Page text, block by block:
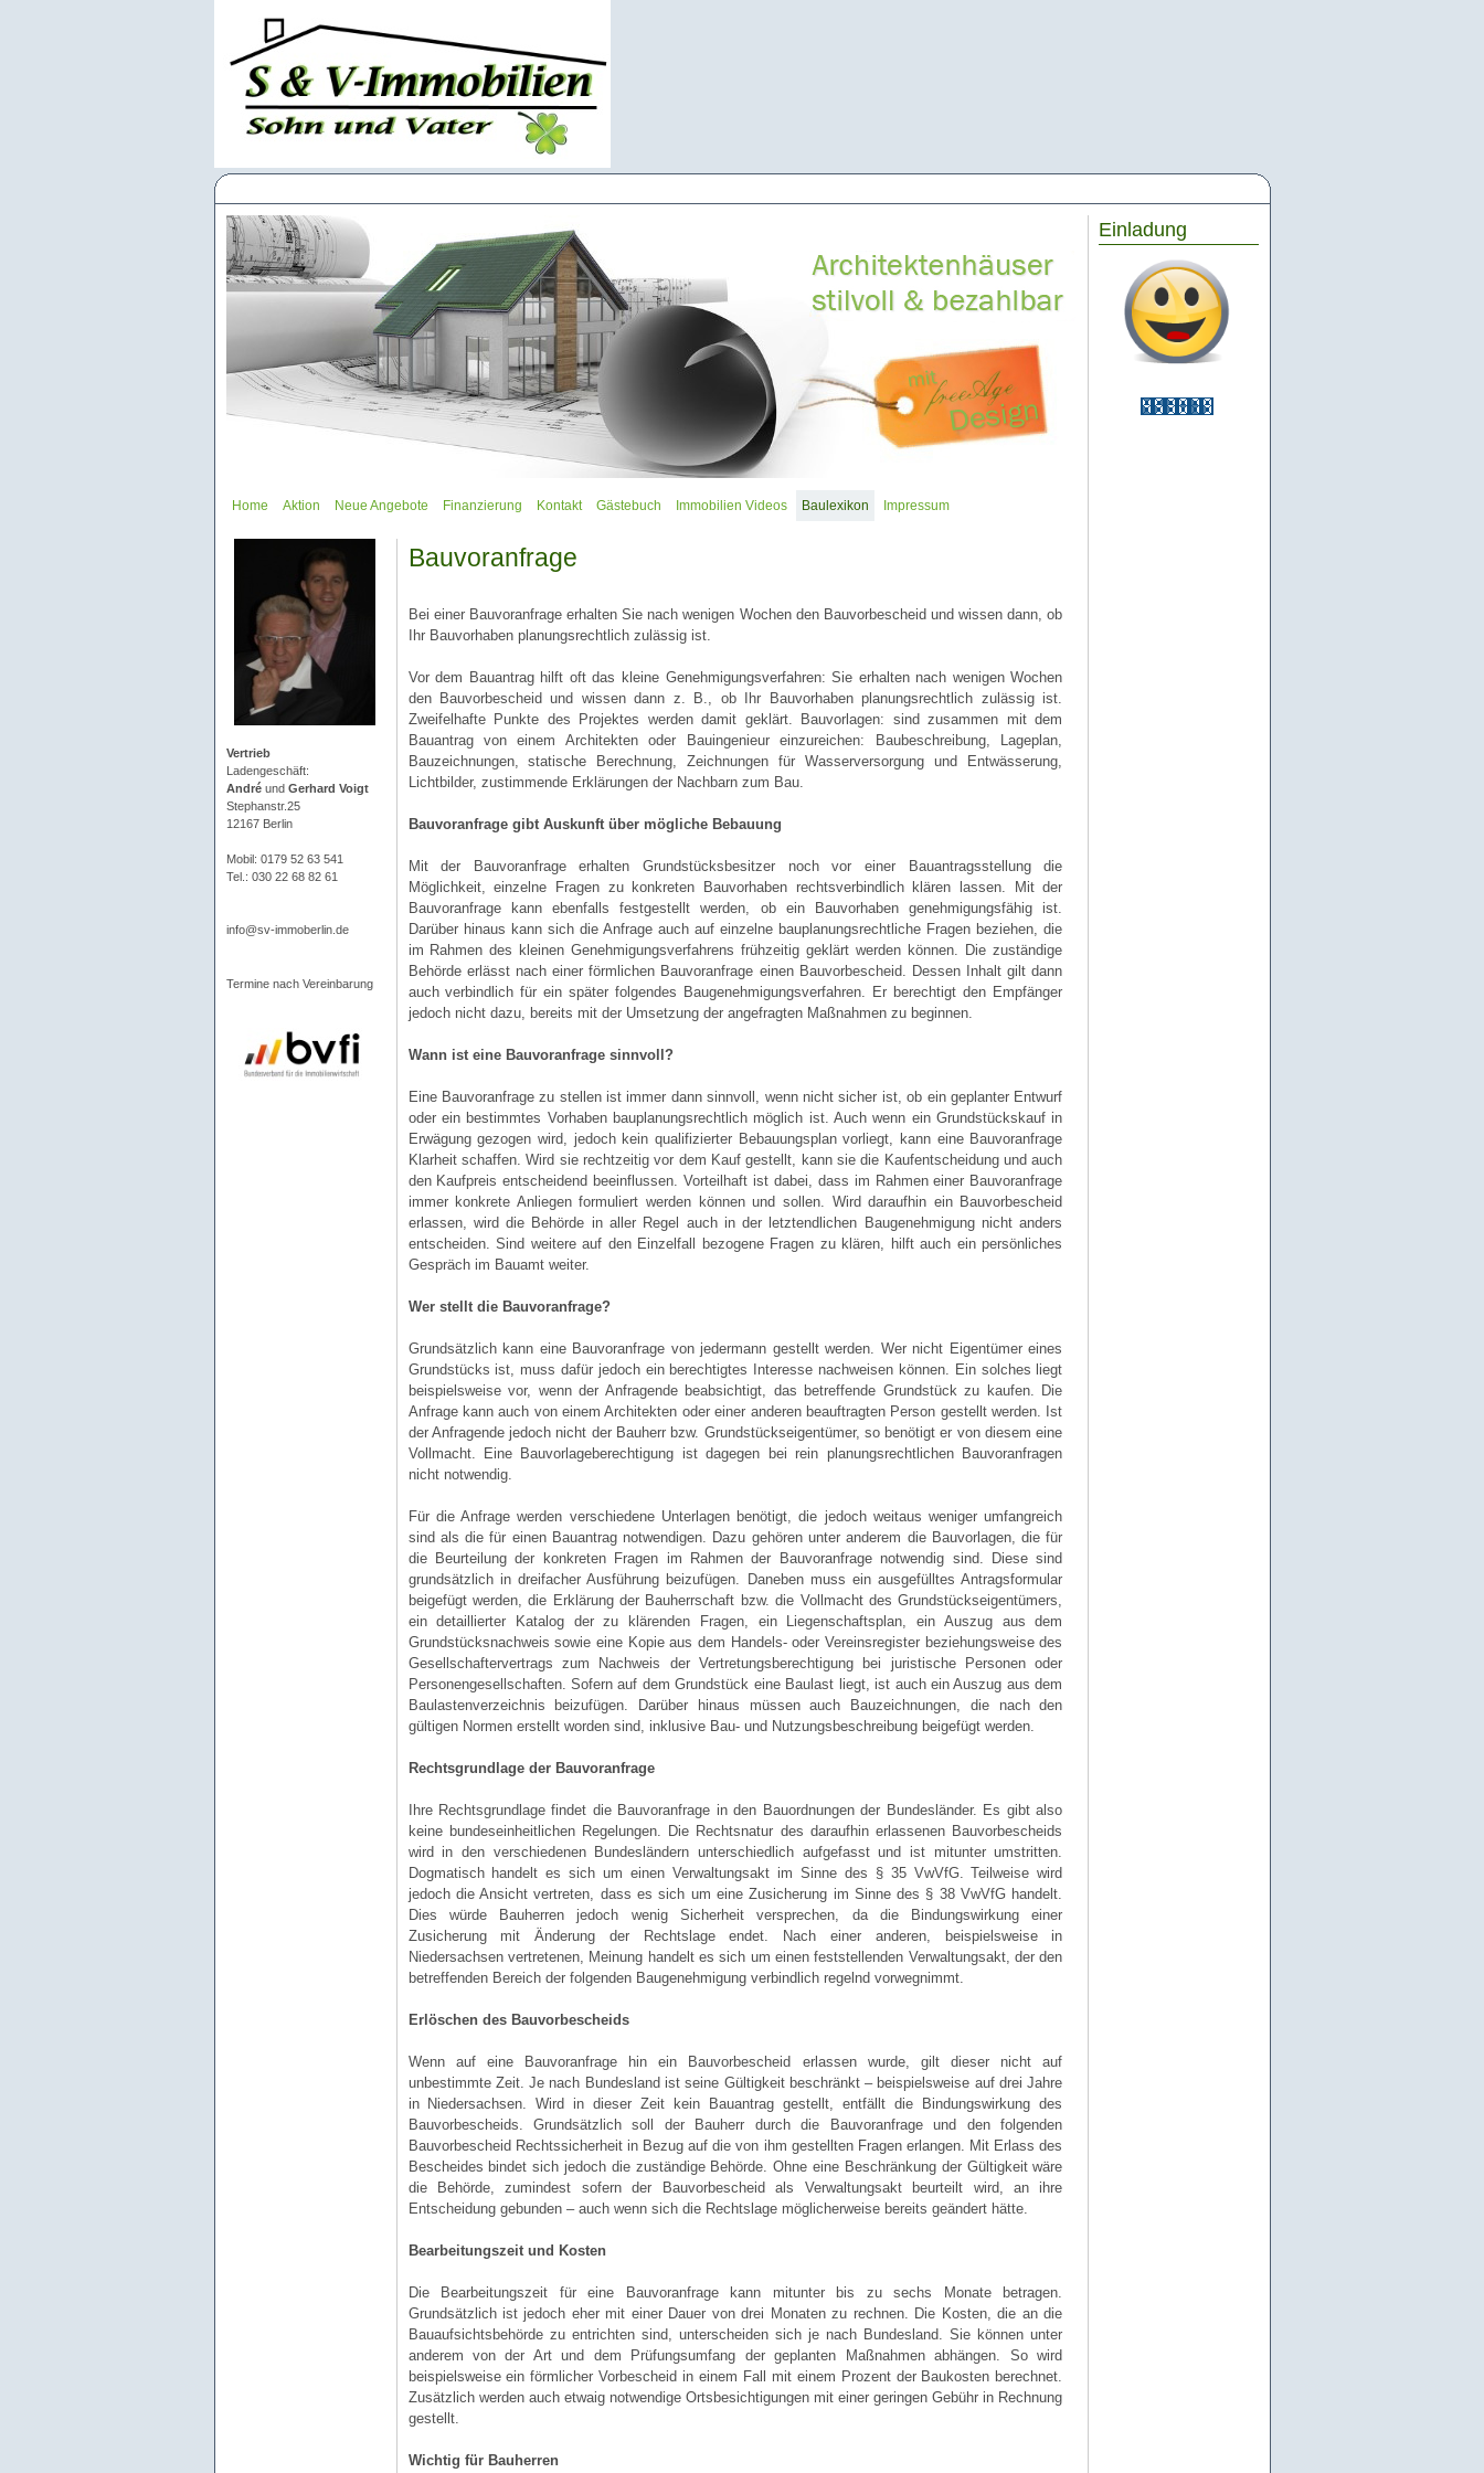
Einladung
Home Aktion Neue Angebote Finanzierung Kontakt Gästebuch Immobilien Videos Baulexikon Impressum
Vertrieb
Ladengeschäft:
Andréund Gerhard Voigt
Stephanstr.25
12167 Berlin
Mobil: 0179 52 63 541
Tel.: 030 22 68 82 61
info@sv-immoberlin.de
Termine nach Vereinbarung
Bauvoranfrage
Bei einer Bauvoranfrage erhalten Sie nach wenigen Wochen den Bauvorbescheid und wissen dann, ob
Ihr Bauvorhaben planungsrechtlich zulässig ist.
Vor dem Bauantrag hilft oft das kleine Genehmigungsverfahren: Sie erhalten nach wenigen Wochen
den Bauvorbescheid und wissen dann z. B., ob Ihr Bauvorhaben planungsrechtlich zulässig ist.
Zweifelhafte Punkte des Projektes werden damit geklärt. Bauvorlagen: sind zusammen mit dem
Bauantrag von einem Architekten oder Bauingenieur einzureichen: Baubeschreibung, Lageplan,
Bauzeichnungen, statische Berechnung, Zeichnungen für Wasserversorgung und Entwässerung,
Lichtbilder, zustimmende Erklärungen der Nachbarn zum Bau.
Bauvoranfrage gibt Auskunft über mögliche Bebauung
Mit der Bauvoranfrage erhalten Grundstücksbesitzer noch vor einer Bauantragsstellung die
Möglichkeit, einzelne Fragen zu konkreten Bauvorhaben rechtsverbindlich klären lassen. Mit der
Bauvoranfrage kann ebenfalls festgestellt werden, ob ein Bauvorhaben genehmigungsfähig ist.
Darüber hinaus kann sich die Anfrage auch auf einzelne bauplanungsrechtliche Fragen beziehen, die
im Rahmen des kleinen Genehmigungsverfahrens frühzeitig geklärt werden können. Die zuständige
Behörde erlässt nach einer förmlichen Bauvoranfrage einen Bauvorbescheid. Dessen Inhalt gilt dann
auch verbindlich für ein später folgendes Baugenehmigungsverfahren. Er berechtigt den Empfänger
jedoch nicht dazu, bereits mit der Umsetzung der angefragten Maßnahmen zu beginnen.
Wann ist eine Bauvoranfrage sinnvoll?
Eine Bauvoranfrage zu stellen ist immer dann sinnvoll, wenn nicht sicher ist, ob ein geplanter Entwurf
oder ein bestimmtes Vorhaben bauplanungsrechtlich möglich ist. Auch wenn ein Grundstückskauf in
Erwägung gezogen wird, jedoch kein qualifizierter Bebauungsplan vorliegt, kann eine Bauvoranfrage
Klarheit schaffen. Wird sie rechtzeitig vor dem Kauf gestellt, kann sie die Kaufentscheidung und auch
den Kaufpreis entscheidend beeinflussen. Vorteilhaft ist dabei, dass im Rahmen einer Bauvoranfrage
immer konkrete Anliegen formuliert werden können und sollen. Wird daraufhin ein Bauvorbescheid
erlassen, wird die Behörde in aller Regel auch in der letztendlichen Baugenehmigung nicht anders
entscheiden. Sind weitere auf den Einzelfall bezogene Fragen zu klären, hilft auch ein persönliches
Gespräch im Bauamt weiter.
Wer stellt die Bauvoranfrage?
Grundsätzlich kann eine Bauvoranfrage von jedermann gestellt werden. Wer nicht Eigentümer eines
Grundstücks ist, muss dafür jedoch ein berechtigtes Interesse nachweisen können. Ein solches liegt
beispielsweise vor, wenn der Anfragende beabsichtigt, das betreffende Grundstück zu kaufen. Die
Anfrage kann auch von einem Architekten oder einer anderen beauftragten Person gestellt werden. Ist
der Anfragende jedoch nicht der Bauherr bzw. Grundstückseigentümer, so benötigt er von diesem eine
Vollmacht. Eine Bauvorlageberechtigung ist dagegen bei rein planungsrechtlichen Bauvoranfragen
nicht notwendig.
Für die Anfrage werden verschiedene Unterlagen benötigt, die jedoch weitaus weniger umfangreich
sind als die für einen Bauantrag notwendigen. Dazu gehören unter anderem die Bauvorlagen, die für
die Beurteilung der konkreten Fragen im Rahmen der Bauvoranfrage notwendig sind. Diese sind
grundsätzlich in dreifacher Ausführung beizufügen. Daneben muss ein ausgefülltes Antragsformular
beigefügt werden, die Erklärung der Bauherrschaft bzw. die Vollmacht des Grundstückseigentümers,
ein detaillierter Katalog der zu klärenden Fragen, ein Liegenschaftsplan, ein Auszug aus dem
Grundstücksnachweis sowie eine Kopie aus dem Handels- oder Vereinsregister beziehungsweise des
Gesellschaftervertrags zum Nachweis der Vertretungsberechtigung bei juristische Personen oder
Personengesellschaften. Sofern auf dem Grundstück eine Baulast liegt, ist auch ein Auszug aus dem
Baulastenverzeichnis beizufügen. Darüber hinaus müssen auch Bauzeichnungen, die nach den
gültigen Normen erstellt worden sind, inklusive Bau- und Nutzungsbeschreibung beigefügt werden.
Rechtsgrundlage der Bauvoranfrage
Ihre Rechtsgrundlage findet die Bauvoranfrage in den Bauordnungen der Bundesländer. Es gibt also
keine bundeseinheitlichen Regelungen. Die Rechtsnatur des daraufhin erlassenen Bauvorbescheids
wird in den verschiedenen Bundesländern unterschiedlich aufgefasst und ist mitunter umstritten.
Dogmatisch handelt es sich um einen Verwaltungsakt im Sinne des § 35 VwVfG. Teilweise wird
jedoch die Ansicht vertreten, dass es sich um eine Zusicherung im Sinne des § 38 VwVfG handelt.
Dies würde Bauherren jedoch wenig Sicherheit versprechen, da die Bindungswirkung einer
Zusicherung mit Änderung der Rechtslage endet. Nach einer anderen, beispielsweise in
Niedersachsen vertretenen, Meinung handelt es sich um einen feststellenden Verwaltungsakt, der den
betreffenden Bereich der folgenden Baugenehmigung verbindlich regelnd vorwegnimmt.
Erlöschen des Bauvorbescheids
Wenn auf eine Bauvoranfrage hin ein Bauvorbescheid erlassen wurde, gilt dieser nicht auf
unbestimmte Zeit. Je nach Bundesland ist seine Gültigkeit beschränkt – beispielsweise auf drei Jahre
in Niedersachsen. Wird in dieser Zeit kein Bauantrag gestellt, entfällt die Bindungswirkung des
Bauvorbescheids. Grundsätzlich soll der Bauherr durch die Bauvoranfrage und den folgenden
Bauvorbescheid Rechtssicherheit in Bezug auf die von ihm gestellten Fragen erlangen. Mit Erlass des
Bescheides bindet sich jedoch die zuständige Behörde. Ohne eine Beschränkung der Gültigkeit wäre
die Behörde, zumindest sofern der Bauvorbescheid als Verwaltungsakt beurteilt wird, an ihre
Entscheidung gebunden – auch wenn sich die Rechtslage möglicherweise bereits geändert hätte.
Bearbeitungszeit und Kosten
Die Bearbeitungszeit für eine Bauvoranfrage kann mitunter bis zu sechs Monate betragen.
Grundsätzlich ist jedoch eher mit einer Dauer von drei Monaten zu rechnen. Die Kosten, die an die
Bauaufsichtsbehörde zu entrichten sind, unterscheiden sich je nach Bundesland. Sie können unter
anderem von der Art und dem Prüfungsumfang der geplanten Maßnahmen abhängen. So wird
beispielsweise ein förmlicher Vorbescheid in einem Fall mit einem Prozent der Baukosten berechnet.
Zusätzlich werden auch etwaig notwendige Ortsbesichtigungen mit einer geringen Gebühr in Rechnung
gestellt.
Wichtig für Bauherren